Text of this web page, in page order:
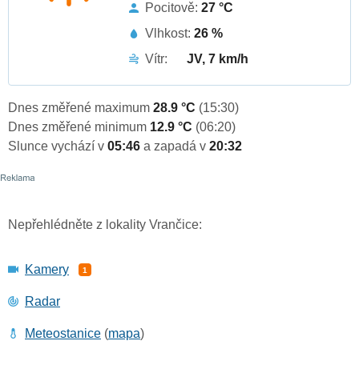
Pocitově: 27 °C
Vlhkost: 26 %
Vítr:
JV, 7 km/h
Dnes změřené maximum 28.9 °C (15:30)
Dnes změřené minimum 12.9 °C (06:20)
Slunce vychází v 05:46 a zapadá v 20:32
Nepřehlédněte z lokality Vrančice:
Kamery 1
Radar
Meteostanice (mapa)